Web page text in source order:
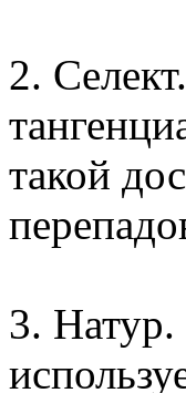
2.
такой
3. Натур.